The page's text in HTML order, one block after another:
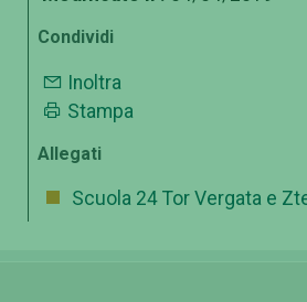
Condividi
Inoltra
Stampa
Allegati
Scuola 24 Tor Vergata e